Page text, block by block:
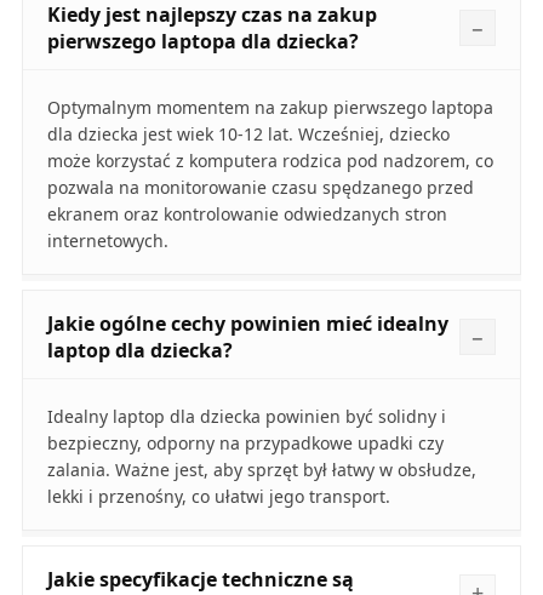
Kiedy jest najlepszy czas na zakup
pierwszego laptopa dla dziecka?
Optymalnym momentem na zakup pierwszego laptopa
dla dziecka jest wiek 10-12 lat. Wcześniej, dziecko
może korzystać z komputera rodzica pod nadzorem, co
pozwala na monitorowanie czasu spędzanego przed
ekranem oraz kontrolowanie odwiedzanych stron
internetowych.
Jakie ogólne cechy powinien mieć idealny
laptop dla dziecka?
Idealny laptop dla dziecka powinien być solidny i
bezpieczny, odporny na przypadkowe upadki czy
zalania. Ważne jest, aby sprzęt był łatwy w obsłudze,
lekki i przenośny, co ułatwi jego transport.
Jakie specyfikacje techniczne są